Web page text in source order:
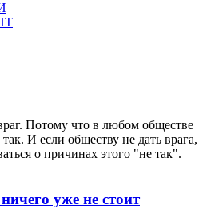
Потому что в любом обществе
И если обществу не дать врага,
о причинах этого "не так".
уже не стоит